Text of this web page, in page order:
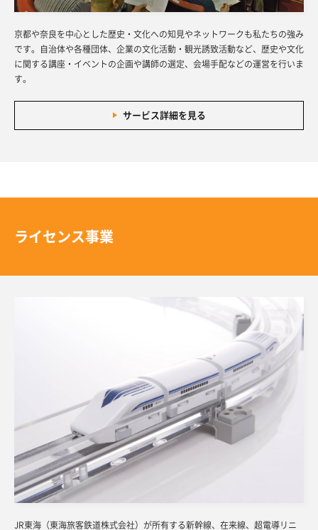
京都や奈良を中心とした歴史・文化への知見やネットワークも私たちの強み
です。自治体や各種団体、企業の文化活動・観光誘致活動など、歴史や文化
に関する講座・イベントの企画や講師の選定、会場手配などの運営を行いま
す。
サービス詳細を見る
ライセンス事業
JR東海（東海旅客鉄道株式会社）が所有する新幹線、在来線、超電導リニ